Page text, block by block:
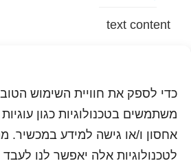
כדי לספק את חוויית השימוש
אחסון ו/או גישה למידע במכשיר.
לטכנולוגיות אלה יאפשר לנו לעבד
text content
כל